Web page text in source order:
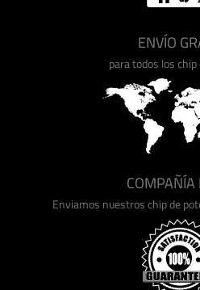
ENVÍO
para todos los
COMPAÑÍA
Enviamos nuestros chip de